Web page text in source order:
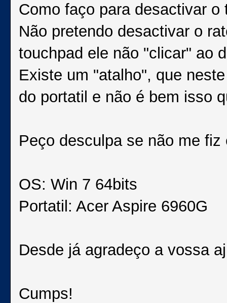
Como faço para desactivar
Não pretendo desactivar o
touchpad ele não "clicar" ao
Existe um "atalho", que
do portatil e não é bem isso
Peço desculpa se não me fiz
OS: Win 7 64bits
Portatil: Acer Aspire 6960G
Desde já agradeço a vossa
Cumps!